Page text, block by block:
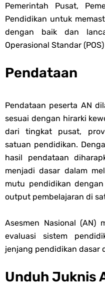
Soal OMI Ekonomi
Soal OMI KIMIA
Pemerintah Pusat,
Pendidikan untuk
dengan baik dan
Operasional Standar (POS)
Pendataan
Pendataan peserta AN
sesuai dengan hirarki
dari tingkat pusat,
satuan pendidikan.
hasil pendataan
menjadi dasar dalam
mutu pendidikan
output pembelajaran di
Asesmen Nasional (AN)
evaluasi sistem
jenjang pendidikan dasar
Unduh Juknis